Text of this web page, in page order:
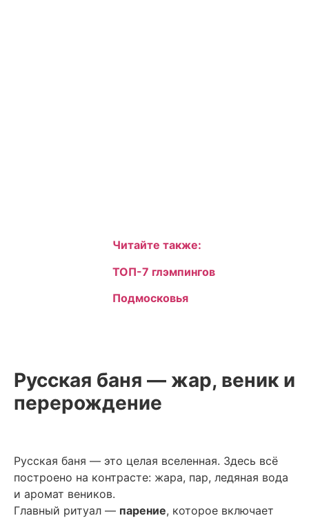
Читайте также:
ТОП-7 глэмпингов
Подмосковья
Русская баня — жар, веник и
перерождение
Русская баня — это целая вселенная. Здесь всё
построено на контрасте: жара, пар, ледяная вода
и аромат веников.
Главный ритуал — парение, которое включает